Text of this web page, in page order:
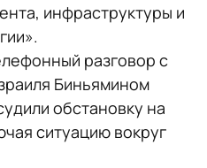
инфраструктуры и
разговор с
Биньямином
обстановку на
ситуацию вокруг